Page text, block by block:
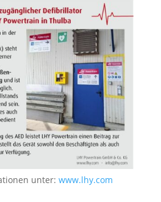
unter: www.lhy.com